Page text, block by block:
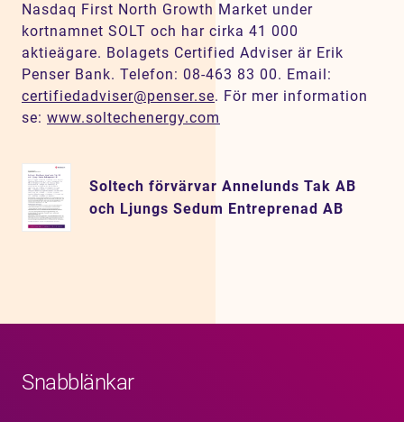
Nasdaq First North Growth Market under
kortnamnet SOLT och har cirka 41 000
aktieägare. Bolagets Certified Adviser är Erik
Penser Bank. Telefon: 08-463 83 00. Email:
certifiedadviser@penser.se. För mer information
se: www.soltechenergy.com
Soltech förvärvar Annelunds Tak AB
och Ljungs Sedum Entreprenad AB
Snabblänkar